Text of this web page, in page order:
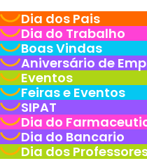
Dia dos Pais
Dia do Trabalho
Boas Vindas
Aniversário de
Eventos
Feiras e Eventos
SIPAT
Dia do
Dia do Bancario
Dia dos